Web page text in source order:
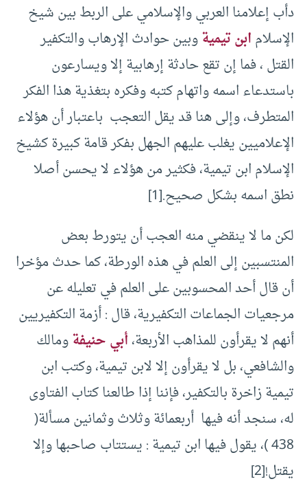
دأب إعلامنا العربي والإسلامي على الربط بين شيخ
الإسلامابن تيميةوبين حوادث الإرهاب والتكفير
القتل ، فما إن تقع حادثة إرهابية إلا ويسارعون
باستدعاء اسمه واتهام كتبه وفكره بتغذية هذا الفكر
المتطرف، وإلى هنا قد يقل التعجب باعتبار أن هؤلاء
الإعلاميين يغلب عليهم الجهل بفكر قامة كبيرة كشيخ
الإسلام ابن تيمية، فكثير من هؤلاء لا يحسن أصلا
نطق اسمه بشكل صحيح.[1]
لكن ما لا ينقضي منه العجب أن يتورط بعض
المنتسبين إلى العلم في هذه الورطة، كما حدث مؤخرا
أن قال أحد المحسوبين على العلم في تعليله عن
مرجعيات الجماعات التكفيرية، قال : أزمة التكفيريين
أنهم لا يقرأون للمذاهب الأربعة،أبي حنيفةومالك
والشافعي، بل لا يقرأون إلا لابن تيمية، وكتب ابن
تيمية زاخرة بالتكفير، فإننا إذا طالعنا كتاب الفتاوى
له، سنجد أنه فيها أربعمائة وثلاث وثمانين مسألة(
438 )، يقول فيها ابن تيمية : يستتاب صاحبها وإلا
يقتل![2]